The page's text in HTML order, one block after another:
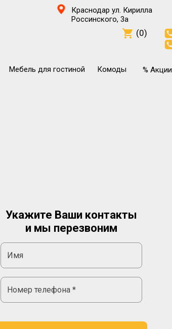
Краснодар ул. Кирилла
Россинского, 3а
Мебель для гостиной Комоды % Акции
(0)
Укажите Ваши контакты
и мы перезвоним